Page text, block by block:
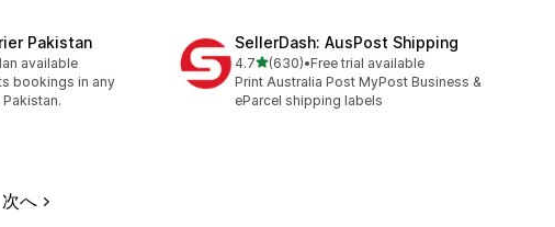
Pakistan
件available
bookings in any
SellerDash: AusPost Shipping
4.75つ星中
(630)
合計レビュー数：630件
•Free trial available
Print Australia Post MyPost Business &
eParcel shipping labels
次へ